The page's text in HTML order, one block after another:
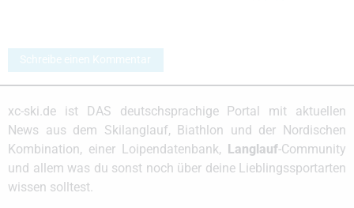
Schreibe einen Kommentar
xc-ski.de ist DAS deutschsprachige Portal mit aktuellen
News aus dem Skilanglauf, Biathlon und der Nordischen
Kombination, einer Loipendatenbank, Langlauf-Community
und allem was du sonst noch über deine Lieblingssportarten
wissen solltest.